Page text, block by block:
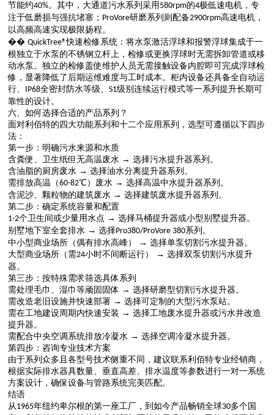
节能约40%。其中，大通道污水系列采用 580rpm的4极低速电机，专
注于低磨损与强抗堵塞； ProVore研磨系列则配备2900rpm高速电机，
以高频高速实现极限扬程。
�� QuickTree®快速检修系统：将水泵激活浮球和报警浮球集成于一
根独立于水泵的不锈钢立杆上，检修或更换浮球时无需拆卸管道或移
动水泵。独立的检修盖使维护人员无需接触设备内腔即可完成浮球检
修，显著降低了后期运维难度与工时成本。柜内设备还具备全自动运
行、 IP68全密封防水等级、S1级别连续运行模式等一系列提升长期可
靠性的设计。
六、如何选择合适的产品系列？
面对利佰特的四大功能系列和十二个应用系列，选型可遵循以下四步
法：
第一步：明确污水来源和水质
含粪便、卫生纸但无高温废水 → 选择污水提升器系列 。
含油脂的厨房废水 → 选择油水分离提升器系列 。
需排放高温（60-82℃）废水 → 选择高温中水提升器系列 。
含泥沙、颗粒物的建筑废水 → 选择建筑废水提升器系列 。
第二步：确定系统容量和配置
1-2个卫生间或少量用水点 → 选择马桶提升器或小型别墅提升器。
别墅地下室全套排水 → 选择Pro380/ProVore 380系列 。
中小型商业场所（偶有排水高峰）
→ 选择单泵切割污水提升器。
大型商业场所（需24小时不间断运行） → 选择双泵切割污水提升
器。
第三步：按特殊需求筛选具体系列
需处理毛巾、湿巾等顽固固体 → 选择研磨型切割污水提升器。
需改造老旧设施并快速部署 → 选择可定制的大型污水泵站。
需在工地建设周期内快速安装 → 选择工地废水提升器或污水井改造
提升器。
需配合中央空调系统排放冷凝水 → 选择空调冷凝水提升器。
第四步：咨询专业技术方案
由于系列众多且各型号技术侧重不同，建议联系利佰特专业经销商，
根据实际排水器具数量、垂直高差、排水温度等参数进行一对一系统
方案设计，确保设备与管路系统完美匹配。
结语
从1965年纽约卑尔根的第一座工厂，到如今产品畅销全球30多个国